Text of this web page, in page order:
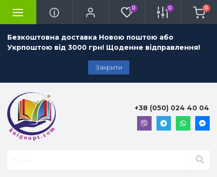
Безкоштовна доставка Новою поштою або
Укрпоштою від 3000 грн! Щоденне відправлення!
Закрити
0 0 0
+38 (050) 024 40 04